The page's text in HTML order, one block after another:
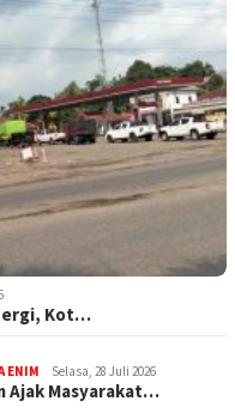
Kot…
ENIM Selasa, 28 Juli 2026
Ajak Masyarakat…